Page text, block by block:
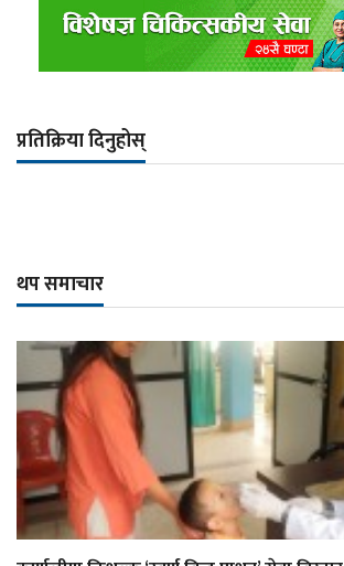
प्रतिक्रिया दिनुहोस्
थप समाचार